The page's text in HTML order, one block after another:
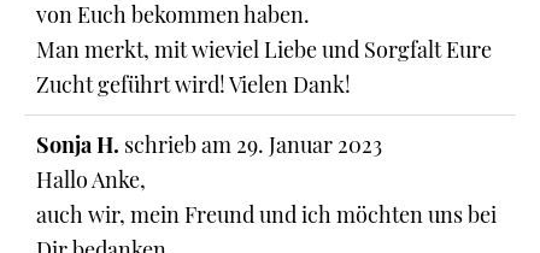
von Euch bekommen haben.
Man merkt, mit wieviel Liebe und Sorgfalt Eure
Zucht geführt wird! Vielen Dank!
Sonja H. schrieb am 29. Januar 2023
Hallo Anke,
auch wir, mein Freund und ich möchten uns bei